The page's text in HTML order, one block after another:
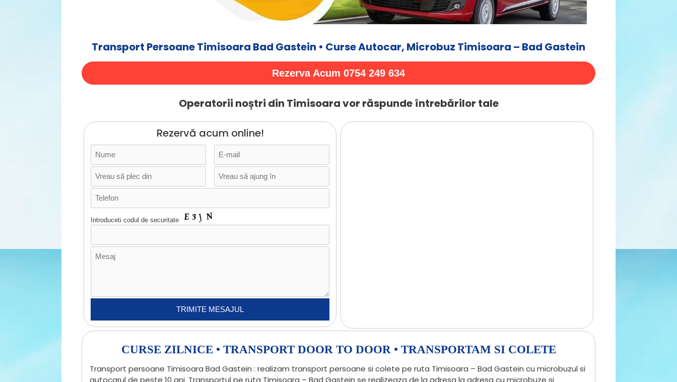
Transport Persoane Timisoara Bad Gastein • Curse Autocar, Microbuz Timisoara – Bad Gastein
Rezerva Acum 0754 249 634
Operatorii noștri din Timisoara vor răspunde întrebărilor tale
Rezervă acum online!
Introduceti codul de securitate
CURSE ZILNICE • TRANSPORT DOOR TO DOOR • TRANSPORTAM SI COLETE
Transport persoane Timisoara Bad Gastein : realizam transport persoane si colete pe ruta Timisoara – Bad Gastein cu microbuzul si
autocarul de peste 10 ani. Transportul pe ruta Timisoara – Bad Gastein se realizeaza de la adresa la adresa cu microbuze si